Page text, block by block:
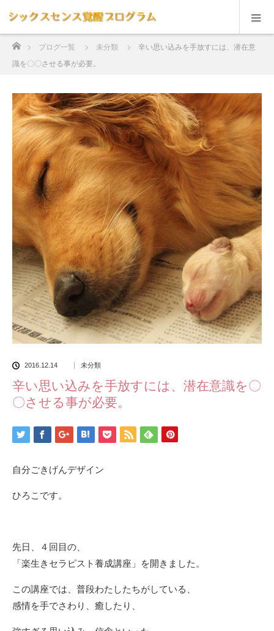
ブログ一覧 未分類
辛い思い込みを手放すには、潜在意
識を〇〇させる事が必要。
2016.12.14 未分類
辛い思い込みを手放すには、潜在意識を〇
〇させる事が必要。
自分ごきげんデザイン
ひろこです。
先日、４回目の、
「楽生きセラピスト養成講座」を開きました。
この講座では、普段わたしたちがしている、
感情を手でさわり、癒したり、